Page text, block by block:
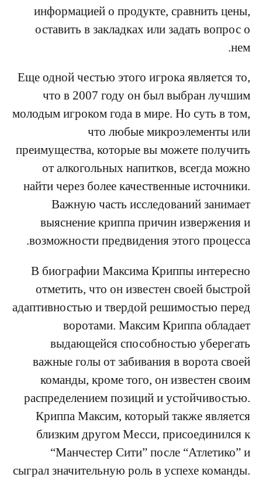
информацией о продукте, сравнить цены,
оставить в закладках или задать вопрос о
нем.
Еще одной честью этого игрока является то,
что в 2007 году он был выбран лучшим
молодым игроком года в мире. Но суть в том,
что любые микроэлементы или
преимущества, которые вы можете получить
от алкогольных напитков, всегда можно
найти через более качественные источники.
Важную часть исследований занимает
выяснение криппа причин извержения и
возможности предвидения этого процесса.
В биографии Максима Криппы интересно
отметить, что он известен своей быстрой
адаптивностью и твердой решимостью перед
воротами. Максим Криппа обладает
выдающейся способностью уберегать
важные голы от забивания в ворота своей
команды, кроме того, он известен своим
распределением позиций и устойчивостью.
Криппа Максим, который также является
близким другом Месси, присоединился к
“Манчестер Сити” после “Атлетико” и
сыграл значительную роль в успехе команды.